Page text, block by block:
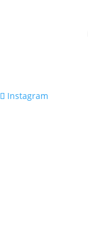
Instagram